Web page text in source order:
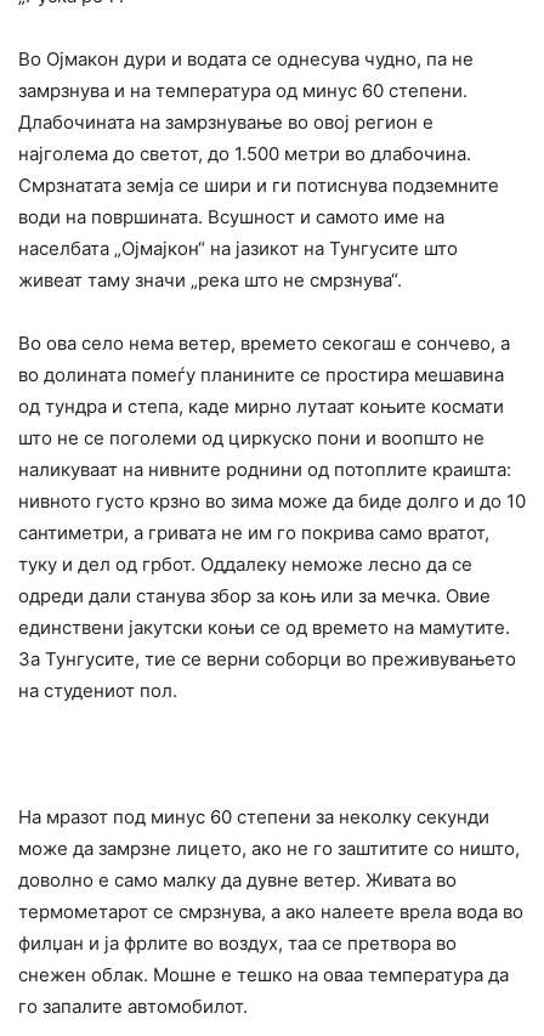
Во Ојмакон дури и водата се однесува чудно, па не
замрзнува и на температура од минус 60 степени.
Длабочината на замрзнување во овој регион е
најголема до светот, до 1.500 метри во длабочина.
Смрзнатата земја се шири и ги потиснува подземните
води на површината. Всушност и самото име на
населбата „Ојмајкон“ на јазикот на Тунгусите што
живеат таму значи „река што не смрзнува“.
Во ова село нема ветер, времето секогаш е сончево, а
во долината помеѓу планините се простира мешавина
од тундра и степа, каде мирно лутаат коњите космати
што не се поголеми од циркуско пони и воопшто не
наликуваат на нивните роднини од потоплите краишта:
нивното густо крзно во зима може да биде долго и до 10
сантиметри, а гривата не им го покрива само вратот,
туку и дел од грбот. Оддалеку неможе лесно да се
одреди дали станува збор за коњ или за мечка. Овие
единствени јакутски коњи се од времето на мамутите.
За Тунгусите, тие се верни соборци во преживувањето
на студениот пол.
На мразот под минус 60 степени за неколку секунди
може да замрзне лицето, ако не го заштитите со ништо,
доволно е само малку да дувне ветер. Живата во
термометарот се смрзнува, а ако налеете врела вода во
филџан и ја фрлите во воздух, таа се претвора во
снежен облак. Мошне е тешко на оваа температура да
го запалите автомобилот.